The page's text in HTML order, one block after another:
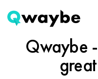
Qwaybe